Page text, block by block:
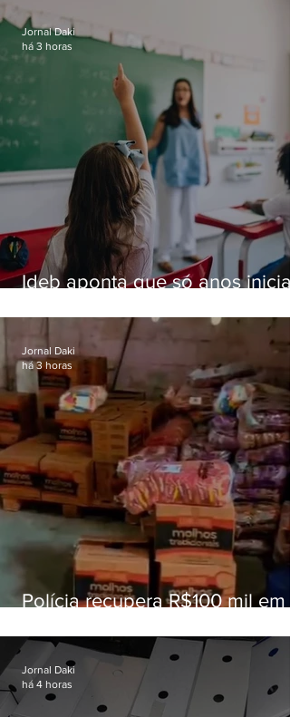
Ideb aponta que só anos
educação
Jornal Daki
há 3 horas
Polícia recupera R$100 mil em
Fluminense
Jornal Daki
há 3 horas
Jornal Daki
há 4 horas